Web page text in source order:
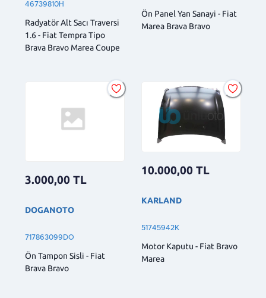
46739810H
Radyatör Alt Sacı Traversi
1.6 - Fiat Tempra Tipo
Brava Bravo Marea Coupe
Ön Panel Yan Sanayi - Fiat
Marea Brava Bravo
3.000,00 TL
DOGANOTO
717863099DO
Ön Tampon Sisli - Fiat
Brava Bravo
10.000,00 TL
KARLAND
51745942K
Motor Kaputu - Fiat Bravo
Marea